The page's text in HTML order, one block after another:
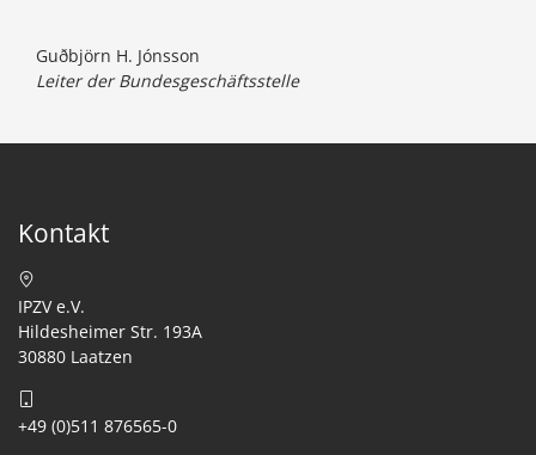
Guðbjörn H. Jónsson
Leiter der Bundesgeschäftsstelle
Kontakt
IPZV e.V.
Hildesheimer Str. 193A
30880 Laatzen
+49 (0)511 876565-0